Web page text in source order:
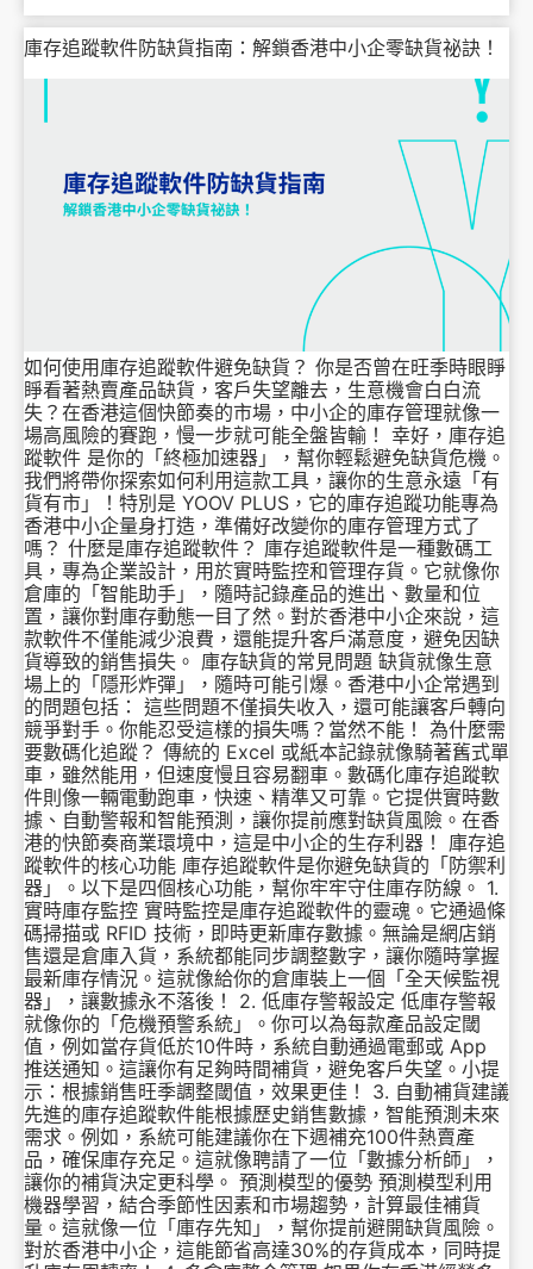
庫存追蹤軟件防缺貨指南：解鎖香港中小企零缺貨祕訣！
如何使用庫存追蹤軟件避免缺貨？ 你是否曾在旺季時眼睜
睜看著熱賣產品缺貨，客戶失望離去，生意機會白白流
失？在香港這個快節奏的市場，中小企的庫存管理就像一
場高風險的賽跑，慢一步就可能全盤皆輸！ 幸好，庫存追
蹤軟件 是你的「終極加速器」，幫你輕鬆避免缺貨危機。
我們將帶你探索如何利用這款工具，讓你的生意永遠「有
貨有市」！特別是 YOOV PLUS，它的庫存追蹤功能專為
香港中小企量身打造，準備好改變你的庫存管理方式了
嗎？ 什麼是庫存追蹤軟件？ 庫存追蹤軟件是一種數碼工
具，專為企業設計，用於實時監控和管理存貨。它就像你
倉庫的「智能助手」，隨時記錄產品的進出、數量和位
置，讓你對庫存動態一目了然。對於香港中小企來說，這
款軟件不僅能減少浪費，還能提升客戶滿意度，避免因缺
貨導致的銷售損失。 庫存缺貨的常見問題 缺貨就像生意
場上的「隱形炸彈」，隨時可能引爆。香港中小企常遇到
的問題包括： 這些問題不僅損失收入，還可能讓客戶轉向
競爭對手。你能忍受這樣的損失嗎？當然不能！ 為什麼需
要數碼化追蹤？ 傳統的 Excel 或紙本記錄就像騎著舊式單
車，雖然能用，但速度慢且容易翻車。數碼化庫存追蹤軟
件則像一輛電動跑車，快速、精準又可靠。它提供實時數
據、自動警報和智能預測，讓你提前應對缺貨風險。在香
港的快節奏商業環境中，這是中小企的生存利器！ 庫存追
蹤軟件的核心功能 庫存追蹤軟件是你避免缺貨的「防禦利
器」。以下是四個核心功能，幫你牢牢守住庫存防線。 1.
實時庫存監控 實時監控是庫存追蹤軟件的靈魂。它通過條
碼掃描或 RFID 技術，即時更新庫存數據。無論是網店銷
售還是倉庫入貨，系統都能同步調整數字，讓你隨時掌握
最新庫存情況。這就像給你的倉庫裝上一個「全天候監視
器」，讓數據永不落後！ 2. 低庫存警報設定 低庫存警報
就像你的「危機預警系統」。你可以為每款產品設定閾
值，例如當存貨低於10件時，系統自動通過電郵或 App
推送通知。這讓你有足夠時間補貨，避免客戶失望。小提
示：根據銷售旺季調整閾值，效果更佳！ 3. 自動補貨建議
先進的庫存追蹤軟件能根據歷史銷售數據，智能預測未來
需求。例如，系統可能建議你在下週補充100件熱賣產
品，確保庫存充足。這就像聘請了一位「數據分析師」，
讓你的補貨決定更科學。 預測模型的優勢 預測模型利用
機器學習，結合季節性因素和市場趨勢，計算最佳補貨
量。這就像一位「庫存先知」，幫你提前避開缺貨風險。
對於香港中小企，這能節省高達30%的存貨成本，同時提